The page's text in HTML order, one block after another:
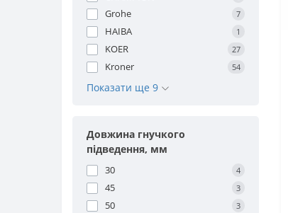
Grohe 7
HAIBA 1
KOER 27
Kroner 54
Показати ще 9
Довжина гнучкого
підведення, мм
30 4
45 3
50 3